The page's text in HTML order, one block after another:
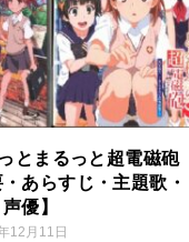
とまるっと超電磁砲
あらすじ・主題歌・
優】
12月11日